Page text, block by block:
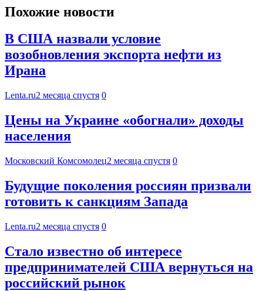
Похожие новости
В США назвали условие
возобновления экспорта нефти из
Ирана
Lenta.ru2 месяца спустя 0
Цены на Украине «обогнали» доходы
населения
Московский Комсомолец2 месяца спустя 0
Будущие поколения россиян призвали
готовить к санкциям Запада
Lenta.ru2 месяца спустя 0
Стало известно об интересе
предпринимателей США вернуться на
российский рынок